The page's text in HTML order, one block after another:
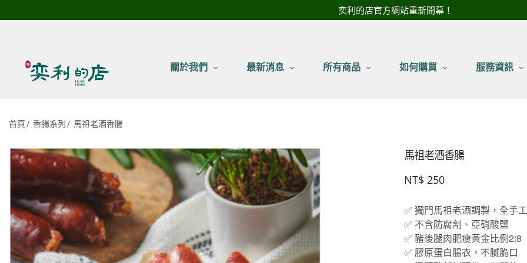
奕利的店官方網站重新開幕！
關於我們 最新消息 所有商品 如何購買 服務資訊
首頁 香腸系列 馬祖老酒香腸
馬祖老酒香腸
NT$ 250
✅ 獨門馬祖老酒調製，全手
✅ 不含防腐劑、亞硝酸鹽
✅ 豬後腿肉肥瘦黃金比例2:8
✅ 膠原蛋白腸衣，不膩脆口